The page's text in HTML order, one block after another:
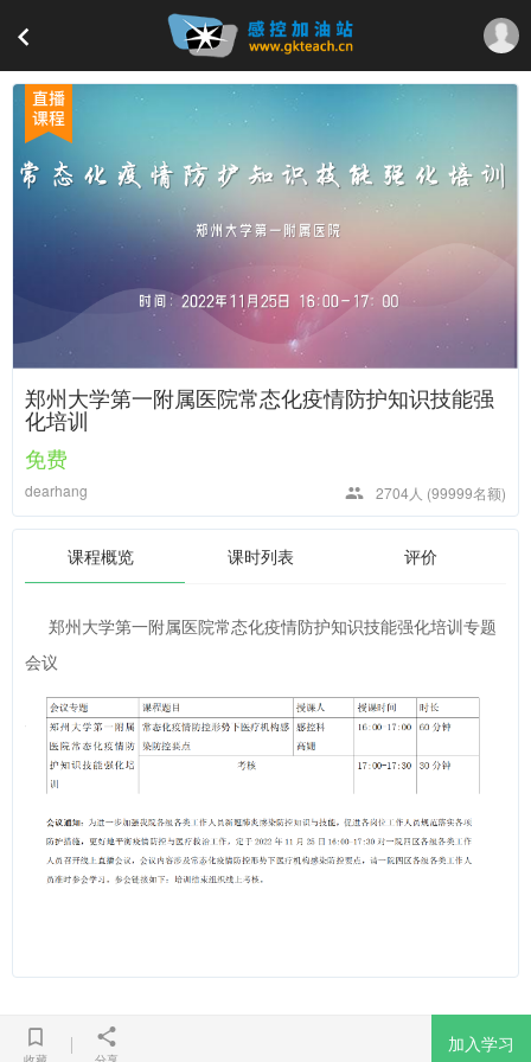
郑州大学第一附属医院常态化疫情防护知识技能强
化培训
免费
dearhang 2704人 (99999名额)
加入学习
课程概览 课时列表 评价
郑州大学第一附属医院常态化疫情防护知识技能强化培训专题
会议